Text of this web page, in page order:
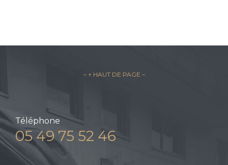
– ↑ HAUT DE PAGE –
Téléphone
05 49 75 52 46